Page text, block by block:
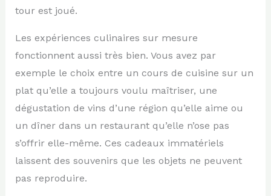
tour est joué.
Les expériences culinaires sur mesure
fonctionnent aussi très bien. Vous avez par
exemple le choix entre un cours de cuisine sur un
plat qu’elle a toujours voulu maîtriser, une
dégustation de vins d’une région qu’elle aime ou
un dîner dans un restaurant qu’elle n’ose pas
s’offrir elle-même. Ces cadeaux immatériels
laissent des souvenirs que les objets ne peuvent
pas reproduire.